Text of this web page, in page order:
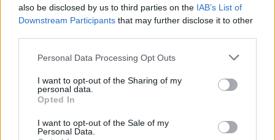
also be disclosed by us to third parties on the IAB’s List of
Downstream Participants that may further disclose it to other
Personal Data Processing Opt Outs
I want to opt-out of the Sharing of my
personal data.
Opted In
I want to opt-out of the Sale of my
Personal Data.
κατώτατο μισθό και το ημερομίσθιο.
Όργανο / Επιτροπή:
Δημοτική Επιτροπή
ΑΔΑ:
Ψ9Τ2ΩΛΟ-
Υ3Χ
ΑΑ:
135
Ημερομηνία:
2026-04-22
Αποδοχή πάσης φύσεως χρηματοδοτήσεων,
επιχορηγήσεων, συμπεριλαμβανομένων